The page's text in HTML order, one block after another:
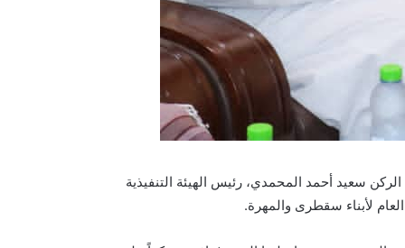
سعيد أحمد المحمدي، رئيس الهيئة التنفيذية
لأبناء سقطرى والمهرة.